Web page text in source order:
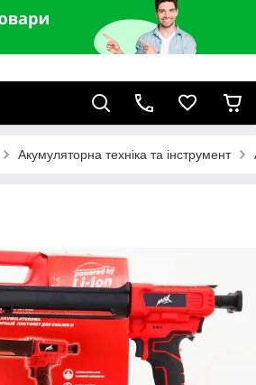
Акумуляторна техніка та інструмент